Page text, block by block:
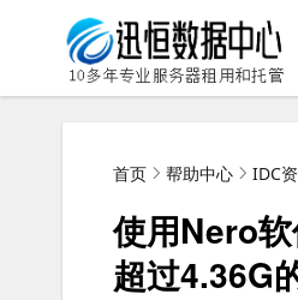
首页 帮助中心 IDC
使用Nero
超过4.36G